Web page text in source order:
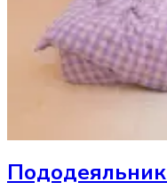
Пододеяльник